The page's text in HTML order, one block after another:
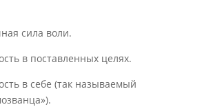
сила воли.
в поставленных целях.
в себе (так называемый